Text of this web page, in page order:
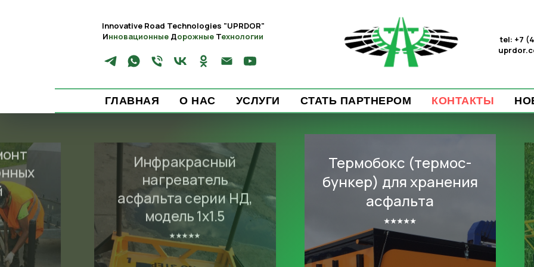
Innovative Road Technologies "UPRDOR"
Инновационные Дорожные Технологии
tel: +7
ГЛАВНАЯ О НАС УСЛУГИ СТАТЬ ПАРТНЕРОМ КОНТАКТЫ
Инфракрасный
нагреватель
асфальта серии НД,
модель 1х1.5
⭑⭑⭑⭑⭑
Термобокс (термос-
бункер) для хранения
асфальта
⭑⭑⭑⭑⭑